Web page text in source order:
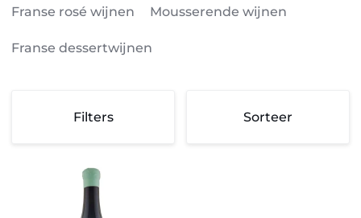
Franse rosé wijnen Mousserende wijnen
Franse dessertwijnen
Filters Sorteer